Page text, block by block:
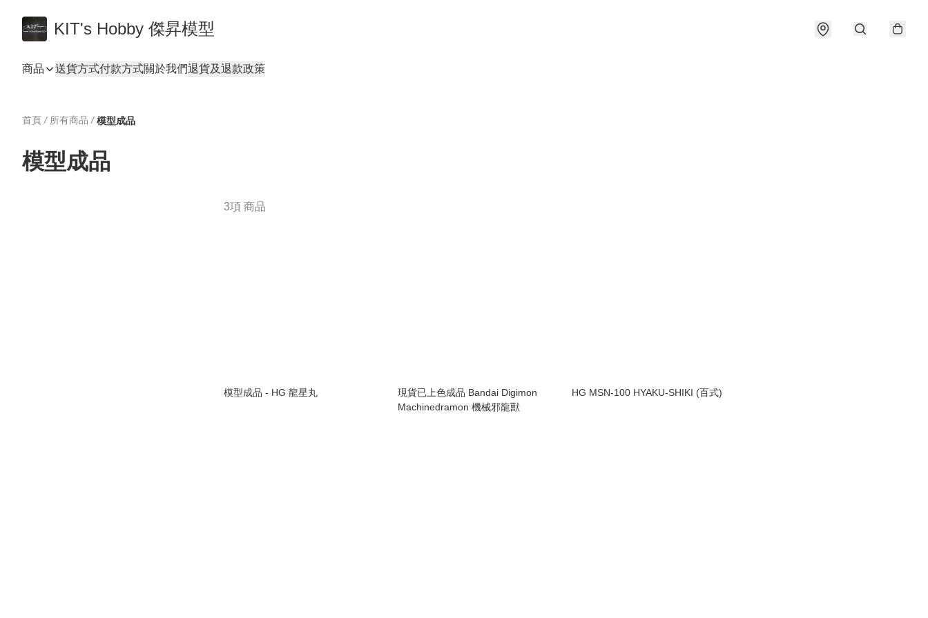
KIT's Hobby 傑昇模型
商品 送貨方式付款方式關於我們退貨及退款政策
首頁 / 所有商品 / 模型成品
模型成品
3項 商品
模型成品 - HG 龍星丸
現貨已上色成品 Bandai Digimon
Machinedramon 機械邪龍獸
HG MSN-100 HYAKU-SHIKI (百式)